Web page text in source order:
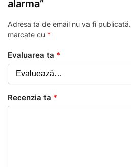
alarma”
Adresa ta de email nu va fi publicată.
marcate cu *
Evaluarea ta *
Recenzia ta *